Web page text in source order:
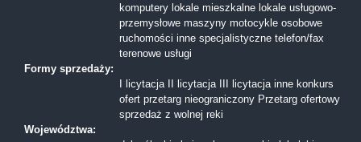
komputery lokale mieszkalne lokale usługowo-
przemysłowe maszyny motocykle osobowe
ruchomości inne specjalistyczne telefon/fax
terenowe usługi
Formy sprzedaży:
I licytacja
II licytacja III licytacja inne konkurs
ofert przetarg nieograniczony Przetarg ofertowy
sprzedaż z wolnej reki
Województwa: